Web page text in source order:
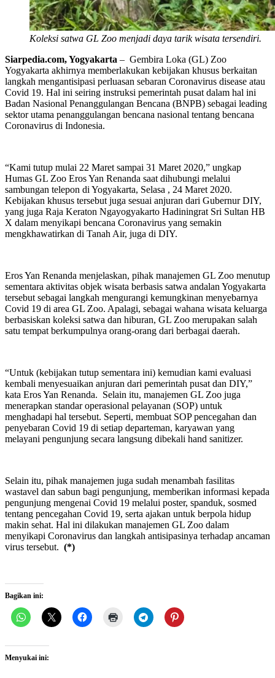
Koleksi satwa GL Zoo menjadi daya tarik wisata tersendiri.
Siarpedia.com, Yogyakarta – Gembira Loka (GL) Zoo
Yogyakarta akhirnya memberlakukan kebijakan khusus berkaitan
langkah mengantisipasi perluasan sebaran Coronavirus disease atau
Covid 19. Hal ini seiring instruksi pemerintah pusat dalam hal ini
Badan Nasional Penanggulangan Bencana (BNPB) sebagai leading
sektor utama penanggulangan bencana nasional tentang bencana
Coronavirus di Indonesia.
“Kami tutup mulai 22 Maret sampai 31 Maret 2020,” ungkap
Humas GL Zoo Eros Yan Renanda saat dihubungi melalui
sambungan telepon di Yogyakarta, Selasa , 24 Maret 2020.
Kebijakan khusus tersebut juga sesuai anjuran dari Gubernur DIY,
yang juga Raja Keraton Ngayogyakarto Hadiningrat Sri Sultan HB
X dalam menyikapi bencana Coronavirus yang semakin
mengkhawatirkan di Tanah Air, juga di DIY.
Eros Yan Renanda menjelaskan, pihak manajemen GL Zoo menutup
sementara aktivitas objek wisata berbasis satwa andalan Yogyakarta
tersebut sebagai langkah mengurangi kemungkinan menyebarnya
Covid 19 di area GL Zoo. Apalagi, sebagai wahana wisata keluarga
berbasiskan koleksi satwa dan hiburan, GL Zoo merupakan salah
satu tempat berkumpulnya orang-orang dari berbagai daerah.
“Untuk (kebijakan tutup sementara ini) kemudian kami evaluasi
kembali menyesuaikan anjuran dari pemerintah pusat dan DIY,”
kata Eros Yan Renanda. Selain itu, manajemen GL Zoo juga
menerapkan standar operasional pelayanan (SOP) untuk
menghadapi hal tersebut. Seperti, membuat SOP pencegahan dan
penyebaran Covid 19 di setiap departeman, karyawan yang
melayani pengunjung secara langsung dibekali hand sanitizer.
Selain itu, pihak manajemen juga sudah menambah fasilitas
wastavel dan sabun bagi pengunjung, memberikan informasi kepada
pengunjung mengenai Covid 19 melalui poster, spanduk, sosmed
tentang pencegahan Covid 19, serta ajakan untuk berpola hidup
makin sehat. Hal ini dilakukan manajemen GL Zoo dalam
menyikapi Coronavirus dan langkah antisipasinya terhadap ancaman
virus tersebut. (*)
Bagikan ini:
Menyukai ini: